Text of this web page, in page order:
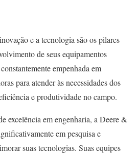
e a tecnologia são os pilares
de seus equipamentos
empenhada em
para atender às necessidades dos
e produtividade no campo.
excelência em engenharia, a Deere &
em pesquisa e
suas tecnologias. Suas equipes